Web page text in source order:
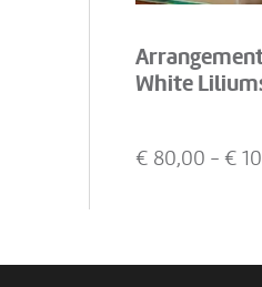
White
€ 80,00 - €